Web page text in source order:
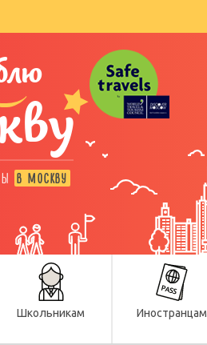
В МОСКВУ
Школьникам Иностранцам